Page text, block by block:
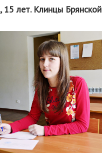
лет. Клинцы Брянской